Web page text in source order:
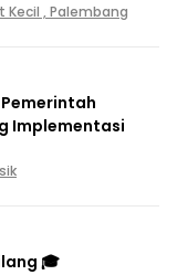
Kecil , Palembang
Implementasi
🎓